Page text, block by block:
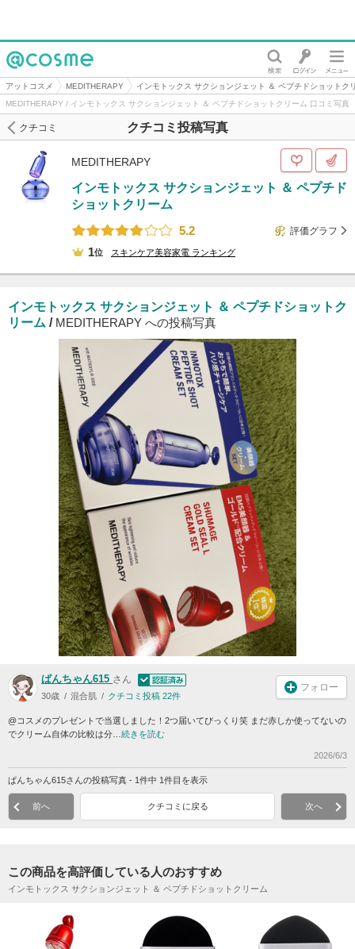
@cosme
アットコスメ MEDITHERAPY
インモトックス サクションジェット ＆ ペプチドショットク
MEDITHERAPY / インモトックス サクションジェット ＆ ペプチドショットクリーム 口コミ写真
クチコミ投稿写真
クチコミ
MEDITHERAPY
インモトックス サクションジェット ＆ ペプチド
ショットクリーム
5.2
評価グラフ
1位 スキンケア美容家電 ランキング
インモトックス サクションジェット ＆ ペプチドショットク
リーム / MEDITHERAPY への投稿写真
ぱんちゃん615 さん
30歳 混合肌 クチコミ投稿 22件
フォロー
@コスメのプレゼントで当選しました！2つ届いてびっくり笑 まだ赤しか使ってないの
でクリーム自体の比較は分… 続きを読む
2026/6/3
ぱんちゃん615さんの投稿写真 - 1件中 1件目を表示
前へ クチコミに戻る 次へ
この商品を高評価している人のおすすめ
インモトックス サクションジェット ＆ ペプチドショットクリーム